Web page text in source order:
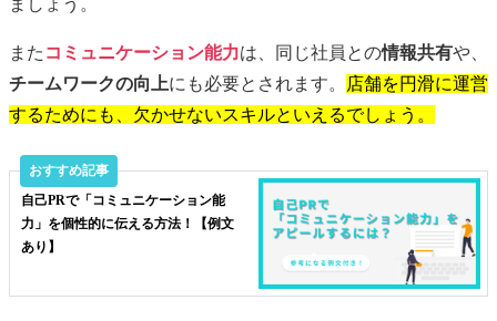
ましょう。
また コミュニケーション能力は、同じ社員との情報共有や、
チームワークの向上にも必要とされます。
店舗を円滑に運営
するためにも、欠かせないスキルといえるでしょう。
自己PRで「コミュニケーション能
力」を個性的に伝える方法！【例文
あり】